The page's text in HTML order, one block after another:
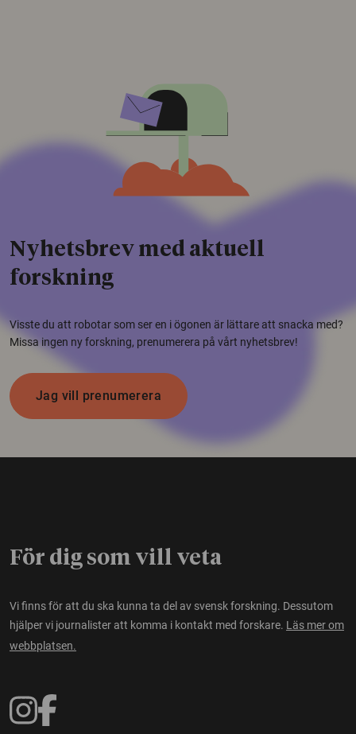
Nyhetsbrev med aktuell
forskning
Visste du att robotar som ser en i ögonen är lättare att snacka med?
Missa ingen ny forskning, prenumerera på vårt nyhetsbrev!
Jag vill prenumerera
För dig som vill veta
Vi finns för att du ska kunna ta del av svensk forskning. Dessutom
hjälper vi journalister att komma i kontakt med forskare. Läs mer om
webbplatsen.